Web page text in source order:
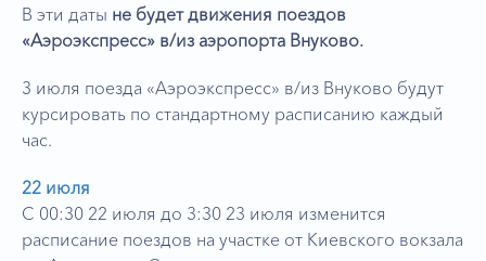
В эти даты не будет движения поездов
«Аэроэкспресс» в/из аэропорта Внуково.
3 июля поезда «Аэроэкспресс» в/из Внуково будут
курсировать по стандартному расписанию каждый
час.
22 июля
С 00:30 22 июля до 3:30 23 июля изменится
расписание поездов на участке от Киевского вокзала